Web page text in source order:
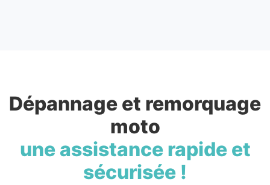
Dépannage et remorquage
moto
une assistance rapide et
sécurisée !